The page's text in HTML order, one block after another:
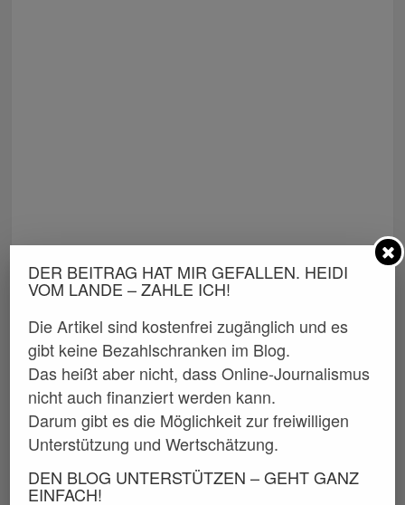
DER BEITRAG HAT MIR GEFALLEN. HEIDI
VOM LANDE – ZAHLE ICH!
Die Artikel sind kostenfrei zugänglich und es
gibt keine Bezahlschranken im Blog.
Das heißt aber nicht, dass Online-Journalismus
nicht auch finanziert werden kann.
Darum gibt es die Möglichkeit zur freiwilligen
Unterstützung und Wertschätzung.
DEN BLOG UNTERSTÜTZEN – GEHT GANZ
EINFACH!